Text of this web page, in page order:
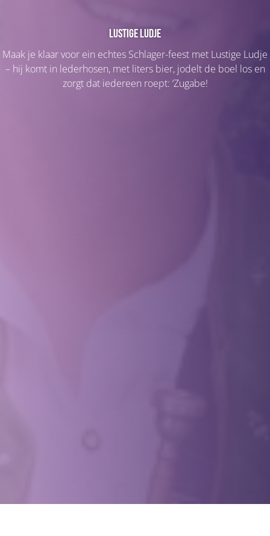
Lustige Ludje
Maak je klaar voor ein echtes Schlager-feest met Lustige Ludje
– hij komt in lederhosen, met liters bier, jodelt de boel los en
zorgt dat iedereen roept: ‘Zugabe!